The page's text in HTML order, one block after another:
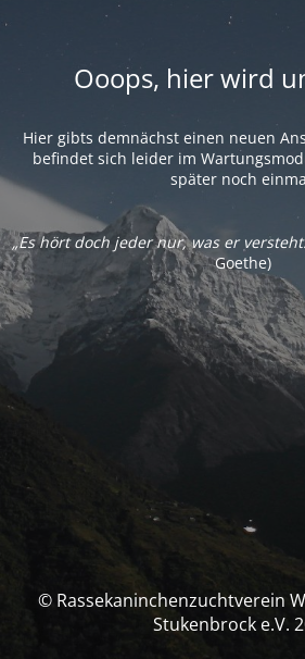
Ooops, hier wird
Hier gibts demnächst einen neuen
befindet sich leider im
später noch
„Es hört doch jeder nur, was er
Goethe)
© Rassekaninchenzuchtverein
Stukenbrock e.V.